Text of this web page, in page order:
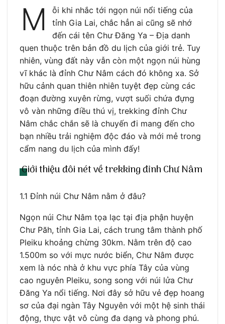
M
ỗi khi nhắc tới ngọn núi nổi tiếng của
tỉnh Gia Lai, chắc hẳn ai cũng sẽ nhớ
đến cái tên Chư Đăng Ya – Địa danh
quen thuộc trên bản đồ du lịch của giới trẻ. Tuy
nhiên, vùng đất này vẫn còn một ngọn núi hùng
vĩ khác là đỉnh Chư Nâm cách đó không xa. Sở
hữu cảnh quan thiên nhiên tuyệt đẹp cùng các
đoạn đường xuyên rừng, vượt suối chứa đựng
vô vàn những điều thú vị, trekking đỉnh Chư
Nâm chắc chắn sẽ là chuyến đi mang đến cho
bạn nhiều trải nghiệm độc đáo và mới mẻ trong
cẩm nang du lịch của mình đấy!
Giới thiệu đôi nét về trekking đỉnh Chư Nâm
1.1 Đỉnh núi Chư Nâm nằm ở đâu?
Ngọn núi Chư Nâm tọa lạc tại địa phận huyện
Chư Păh, tỉnh Gia Lai, cách trung tâm thành phố
Pleiku khoảng chừng 30km. Nằm trên độ cao
1.500m so với mực nước biển, Chư Nâm được
xem là nóc nhà ở khu vực phía Tây của vùng
cao nguyên Pleiku, song song với núi lửa Chư
Đăng Ya nổi tiếng. Nơi đây sở hữu vẻ đẹp hoang
sơ của đại ngàn Tây Nguyên với một hệ sinh thái
động, thực vật vô cùng đa dạng và phong phú.